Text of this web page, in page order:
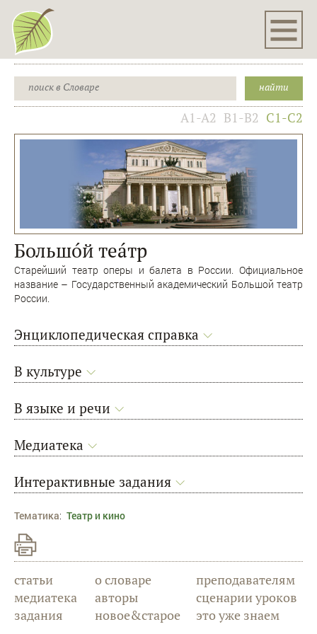
A1-A2 B1-B2 C1-C2
Большóй теáтр
Старейший театр оперы и балета в России. Официальное
название – Государственный академический Большой театр
России.
Энциклопедическая справка
В культуре
В языке и речи
Медиатека
Интерактивные задания
Тематика: Театр и кино
статьи
медиатека
задания
о словаре
авторы
новое&старое
преподавателям
сценарии уроков
это уже знаем